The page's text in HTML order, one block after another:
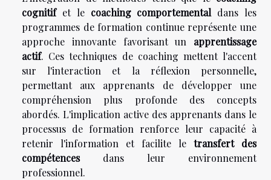
cognitifet le coaching comportementaldans les
programmes de formation continue représente une
approche innovante favorisant un apprentissage
actif. Ces techniques de coaching mettent l'accent
sur l'interaction et la réflexion personnelle,
permettant aux apprenants de développer une
compréhension plus profonde des concepts
abordés. L'implication active des apprenants dans le
processus de formation renforce leur capacité à
retenir l'information et facilite le transfert des
compétencesdans leur environnement
professionnel.